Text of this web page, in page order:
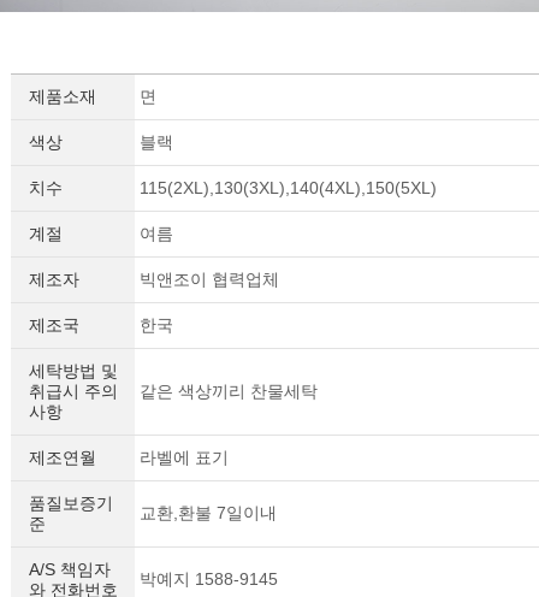
제품소재 면
색상 블랙
치수 115(2XL),130(3XL),140(4XL),150(5XL)
계절 여름
제조자 빅앤조이 협력업체
제조국 한국
세탁방법 및
취급시 주의
사항
같은 색상끼리 찬물세탁
제조연월 라벨에 표기
품질보증기
준
교환,환불 7일이내
A/S 책임자
와 전화번호
박예지 1588-9145